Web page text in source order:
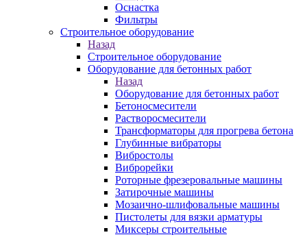
Оснастка
Фильтры
Строительное оборудование
Назад
Строительное оборудование
Оборудование для бетонных работ
Назад
Оборудование для бетонных работ
Бетоносмесители
Растворосмесители
Трансформаторы для прогрева бетона
Глубинные вибраторы
Вибростолы
Виброрейки
Роторные фрезеровальные машины
Затирочные машины
Мозаично-шлифовальные машины
Пистолеты для вязки арматуры
Миксеры строительные